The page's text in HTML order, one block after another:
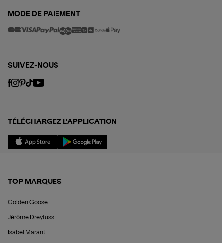
MODE DE PAIEMENT
SUIVEZ-NOUS
TÉLÉCHARGEZ L'APPLICATION
TOP MARQUES
Golden Goose
Jérôme Dreyfuss
Isabel Marant